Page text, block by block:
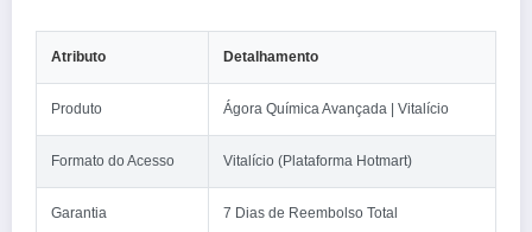
Atributo Detalhamento
Produto Ágora Química Avançada | Vitalício
Formato do Acesso Vitalício (Plataforma Hotmart)
Garantia 7 Dias de Reembolso Total